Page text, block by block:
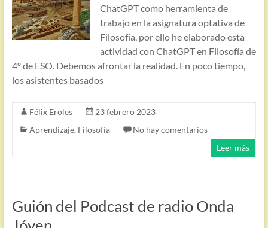
ChatGPT como herramienta de
trabajo en la asignatura optativa de
Filosofía, por ello he elaborado esta
actividad con ChatGPT en Filosofía de
4º de ESO. Debemos afrontar la realidad. En poco tiempo,
los asistentes basados
Félix Eroles
23 febrero 2023
Aprendizaje, Filosofía
No hay comentarios
Leer más
Guión del Podcast de radio Onda